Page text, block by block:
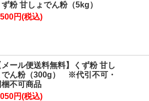
ず粉 甘しょでん粉（5kg）
円(税込)
メール便送料無料】くず粉 甘し
でん粉（300g） ※代引不可・
梱不可商品
円(税込)